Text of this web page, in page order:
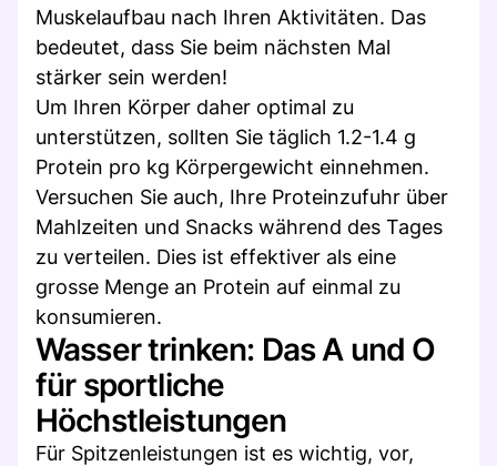
Muskelaufbau nach Ihren Aktivitäten. Das
bedeutet, dass Sie beim nächsten Mal
stärker sein werden!
Um Ihren Körper daher optimal zu
unterstützen, sollten Sie täglich 1.2-1.4 g
Protein pro kg Körpergewicht einnehmen.
Versuchen Sie auch, Ihre Proteinzufuhr über
Mahlzeiten und Snacks während des Tages
zu verteilen. Dies ist effektiver als eine
grosse Menge an Protein auf einmal zu
konsumieren.
Wasser trinken: Das A und O
für sportliche
Höchstleistungen
Für Spitzenleistungen ist es wichtig, vor,